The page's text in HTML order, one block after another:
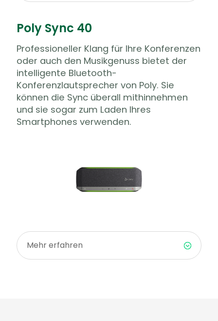
Poly Sync 40
Professioneller Klang für Ihre Konferenzen
oder auch den Musikgenuss bietet der
intelligente Bluetooth-
Konferenzlautsprecher von Poly. Sie
können die Sync überall mithinnehmen
und sie sogar zum Laden Ihres
Smartphones verwenden.
Mehr erfahren